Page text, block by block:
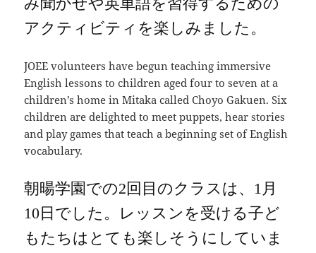
アクティビティを楽しみました。
JOEE volunteers have begun teaching immersive
English lessons to children aged four to seven at a
children’s home in Mitaka called Choyo Gakuen. Six
children are delighted to meet puppets, hear stories
and play games that teach a beginning set of English
vocabulary.
朝暘学園での2回目のクラスは、 1月
10 日でした。レッスンを受ける子ど
もたちはとても楽しそうにしていま